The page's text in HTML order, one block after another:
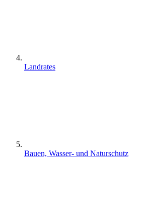
Landrates
Bauen, Wasser- und Naturschutz